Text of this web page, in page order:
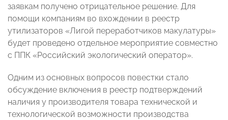
заявкам получено отрицательное решение. Для
помощи компаниям во вхождении в реестр
утилизаторов «Лигой переработчиков макулатуры»
будет проведено отдельное мероприятие совместно
с ППК «Российский экологический оператор».
Одним из основных вопросов повестки стало
обсуждение включения в реестр подтверждений
наличия у производителя товара технической и
технологической возможности производства